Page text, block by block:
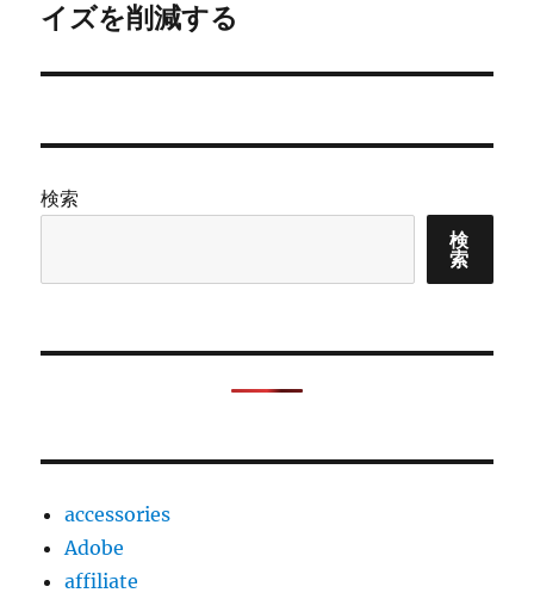
ー
シ
ン
の
稿:
イズを削減する
検索
検
索
accessories
Adobe
affiliate